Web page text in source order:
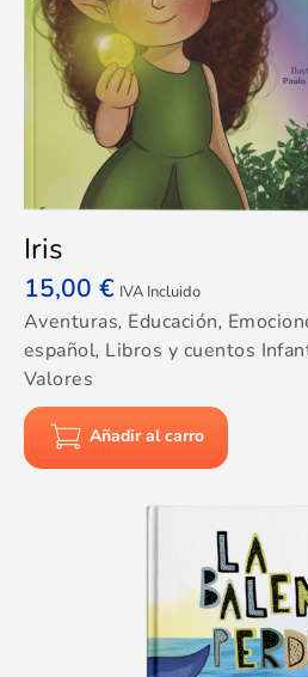
Iris
15,00 € IVA Incluido
Aventuras, Educación,
español, Libros y cuentos
Valores
Añadir al carro